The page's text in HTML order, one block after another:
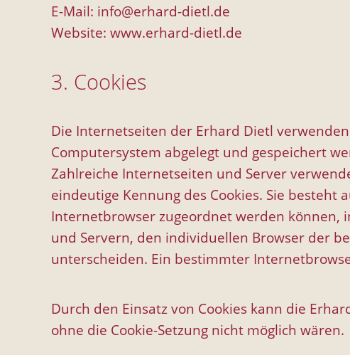
E-Mail: info@erhard-dietl.de
Website: www.erhard-dietl.de
3. Cookies
Die Internetseiten der Erhard Dietl
Computersystem abgelegt und gespeichert
Zahlreiche Internetseiten und Server
eindeutige Kennung des Cookies. Sie
Internetbrowser zugeordnet werden können,
und Servern, den individuellen Browser der
unterscheiden. Ein bestimmter
Durch den Einsatz von Cookies kann die
ohne die Cookie-Setzung nicht möglich wären.